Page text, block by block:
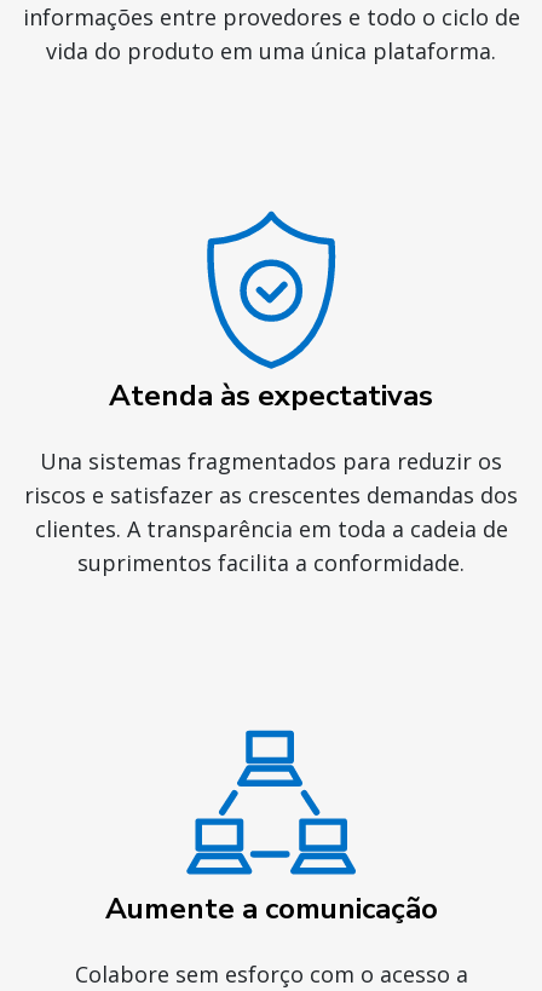
informações entre provedores e todo o ciclo de
vida do produto em uma única plataforma.
Atenda às expectativas
Una sistemas fragmentados para reduzir os
riscos e satisfazer as crescentes demandas dos
clientes. A transparência em toda a cadeia de
suprimentos facilita a conformidade.
Aumente a comunicação
Colabore sem esforço com o acesso a